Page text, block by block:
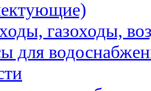
газоходы,
для